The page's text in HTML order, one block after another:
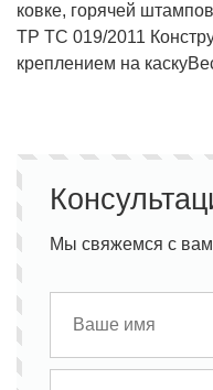
ковке, горячей
ТР ТС 019/2011
креплением на каску
Мы свяжемся с